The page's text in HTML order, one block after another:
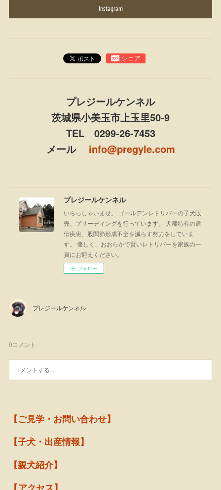
Instagram
プレジールケンネル
茨城県小美玉市上玉里50-9
TEL 0299-26-7453
メール info@pregyle.com
プレジールケンネル
いらっしゃいませ。 ゴールデンレトリバーの子犬販
売、ブリーディングを行っています。 犬種特有の遺
伝疾患、股関節形成不全を減らす努力をしていま
す。 優しく、おおらかで賢いレトリバーを家族の一
員にお迎えください。
フォロー
プレジールケンネル
0コメント
【ご見学・お問い合わせ】
【子犬・出産情報】
【親犬紹介】